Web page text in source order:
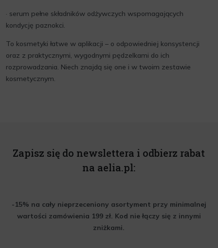
· serum pełne składników odżywczych wspomagających
kondycję paznokci.
To kosmetyki łatwe w aplikacji – o odpowiedniej konsystencji
oraz z praktycznymi, wygodnymi pędzelkami do ich
rozprowadzania. Niech znajdą się one i w twoim zestawie
kosmetycznym.
Zapisz się do newslettera i odbierz rabat
na aelia.pl:
-15% na cały nieprzeceniony asortyment przy minimalnej
wartości zamówienia 199 zł. Kod nie łączy się z innymi
zniżkami.